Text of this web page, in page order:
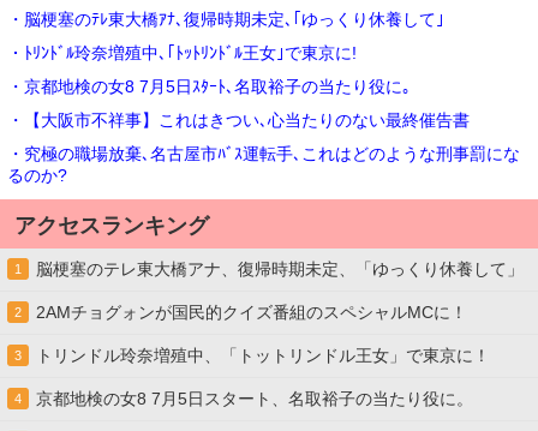
・脳梗塞のﾃﾚ東大橋ｱﾅ､復帰時期未定､｢ゆっくり休養して｣
・ﾄﾘﾝﾄﾞﾙ玲奈増殖中､｢ﾄｯﾄﾘﾝﾄﾞﾙ王女｣で東京に!
・京都地検の女8 7月5日ｽﾀｰﾄ､名取裕子の当たり役に｡
・【大阪市不祥事】これはきつい､心当たりのない最終催告書
・究極の職場放棄､名古屋市ﾊﾞｽ運転手､これはどのような刑事罰にな
るのか?
アクセスランキング
1 脳梗塞のテレ東大橋アナ、復帰時期未定、「ゆっくり休養して」
2 2AMチョグォンが国民的クイズ番組のスペシャルMCに！
3 トリンドル玲奈増殖中、「トットリンドル王女」で東京に！
4 京都地検の女8 7月5日スタート、名取裕子の当たり役に。